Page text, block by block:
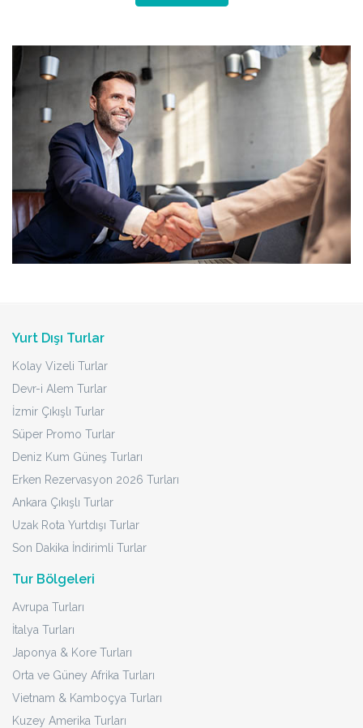
Yurt Dışı Turlar
Kolay Vizeli Turlar
Devr-i Alem Turlar
İzmir Çıkışlı Turlar
Süper Promo Turlar
Deniz Kum Güneş Turları
Erken Rezervasyon 2026 Turları
Ankara Çıkışlı Turlar
Uzak Rota Yurtdışı Turlar
Son Dakika İndirimli Turlar
Tur Bölgeleri
Avrupa Turları
İtalya Turları
Japonya & Kore Turları
Orta ve Güney Afrika Turları
Vietnam & Kamboçya Turları
Kuzey Amerika Turları